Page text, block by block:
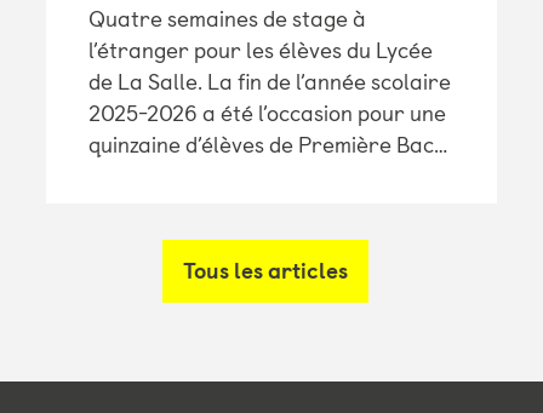
Quatre semaines de stage à
l’étranger pour les élèves du Lycée
de La Salle. La fin de l’année scolaire
2025-2026 a été l’occasion pour une
quinzaine d’élèves de Première Bac…
Tous les articles